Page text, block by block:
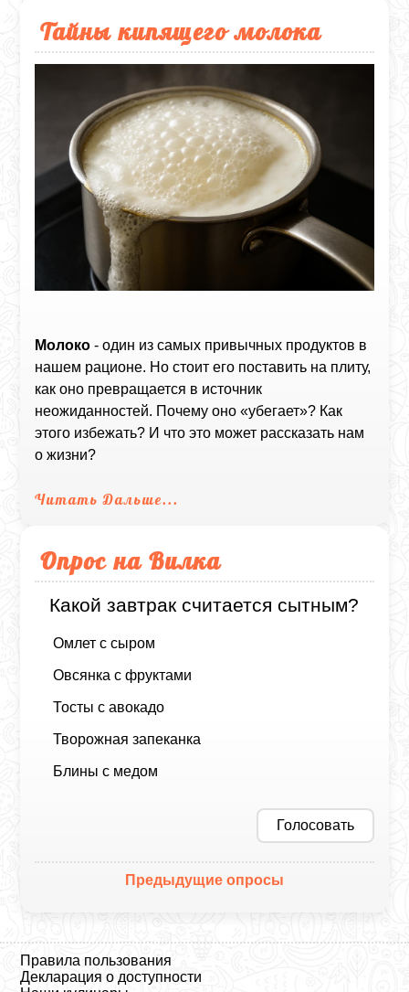
Тайны кипящего молока
Молоко - один из самых привычных продуктов в
нашем рационе. Но стоит его поставить на плиту,
как оно превращается в источник
неожиданностей. Почему оно «убегает»? Как
этого избежать? И что это может рассказать нам
о жизни?
Читать Дальше...
Опрос на Вилка
Какой завтрак считается сытным?
Омлет с сыром
Овсянка с фруктами
Тосты с авокадо
Творожная запеканка
Блины с медом
Голосовать
Предыдущие опросы
Правила пользования
Декларация о доступности